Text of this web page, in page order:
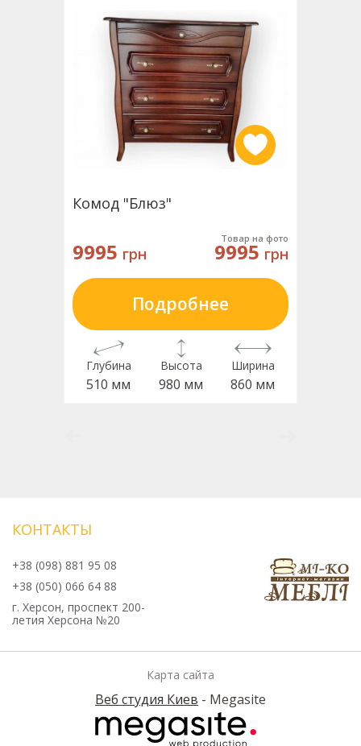
Комод "Блюз"
9995 грн
Товар на фото
9995 грн
Подробнее
Глубина
510 мм
Высота
980 мм
Ширина
860 мм
КОНТАКТЫ
+38 (098) 881 95 08
+38 (050) 066 64 88
г. Херсон, проспект 200-
летия Херсона №20
Карта сайта
Веб студия Киев - Megasite